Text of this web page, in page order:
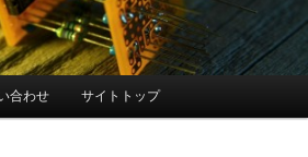
合わせ サイトトップ